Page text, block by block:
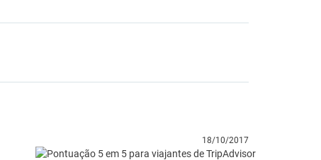
18/10/2017